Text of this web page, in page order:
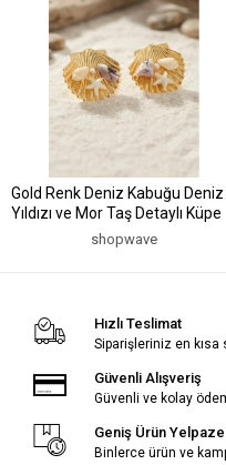
Gold Renk Deniz Kabuğu Deniz
Yıldızı ve Mor Taş Detaylı Küpe
shopwave
Hızlı Teslimat
Siparişleriniz en kısa
Güvenli Alışveriş
Güvenli ve kolay
Geniş Ürün
Binlerce ürün ve